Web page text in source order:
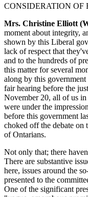
CONSIDERATION OF
Mrs. Christine Elliott
moment about integrity,
shown by this Liberal
lack of respect that
and to the hundreds of
this matter for several
along by this
fair hearing before the
November 20, all of us in
were under the
before this government
choked off the debate on
of Ontarians.
Not only that; there
There are substantive
here, issues around the
presented to the
One of the significant